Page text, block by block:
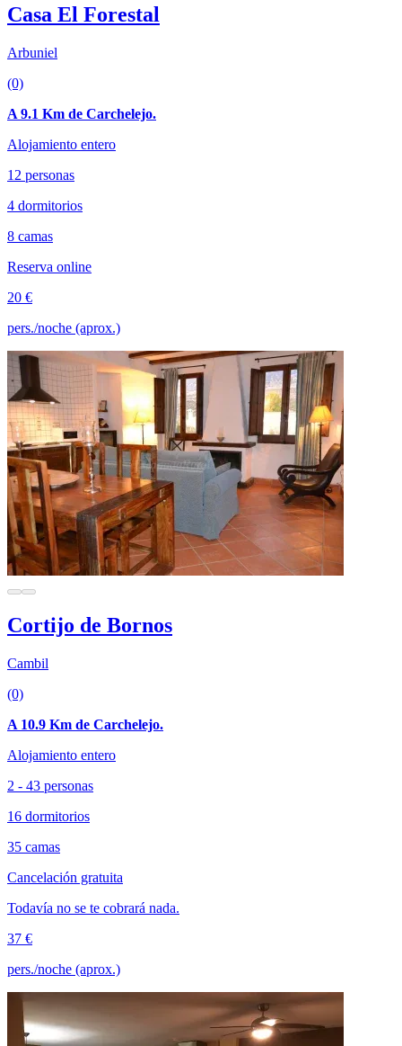
Casa El Forestal
Arbuniel
(0)
A 9.1 Km de Carchelejo.
Alojamiento entero
12 personas
4 dormitorios
8 camas
Reserva online
20 €
pers./noche (aprox.)
Cortijo de Bornos
Cambil
(0)
A 10.9 Km de Carchelejo.
Alojamiento entero
2 - 43 personas
16 dormitorios
35 camas
Cancelación gratuita
Todavía no se te cobrará nada.
37 €
pers./noche (aprox.)